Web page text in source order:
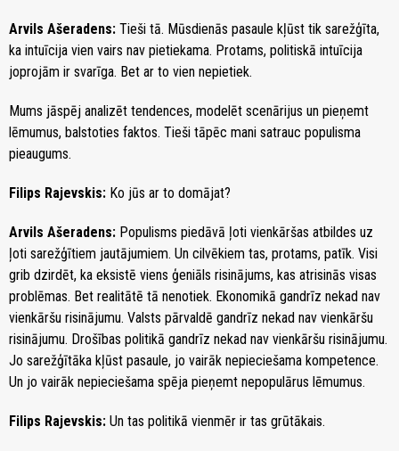
Arvils Ašeradens: Tieši tā. Mūsdienās pasaule kļūst tik sarežģīta,
ka intuīcija vien vairs nav pietiekama. Protams, politiskā intuīcija
joprojām ir svarīga. Bet ar to vien nepietiek.
Mums jāspēj analizēt tendences, modelēt scenārijus un pieņemt
lēmumus, balstoties faktos. Tieši tāpēc mani satrauc populisma
pieaugums.
Filips Rajevskis: Ko jūs ar to domājat?
Arvils Ašeradens: Populisms piedāvā ļoti vienkāršas atbildes uz
ļoti sarežģītiem jautājumiem. Un cilvēkiem tas, protams, patīk. Visi
grib dzirdēt, ka eksistē viens ģeniāls risinājums, kas atrisinās visas
problēmas. Bet realitātē tā nenotiek. Ekonomikā gandrīz nekad nav
vienkāršu risinājumu. Valsts pārvaldē gandrīz nekad nav vienkāršu
risinājumu. Drošības politikā gandrīz nekad nav vienkāršu risinājumu.
Jo sarežģītāka kļūst pasaule, jo vairāk nepieciešama kompetence.
Un jo vairāk nepieciešama spēja pieņemt nepopulārus lēmumus.
Filips Rajevskis: Un tas politikā vienmēr ir tas grūtākais.